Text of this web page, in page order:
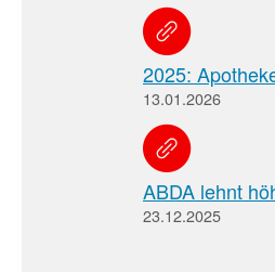
2025:
13.01.2026
ABDA lehnt
23.12.2025